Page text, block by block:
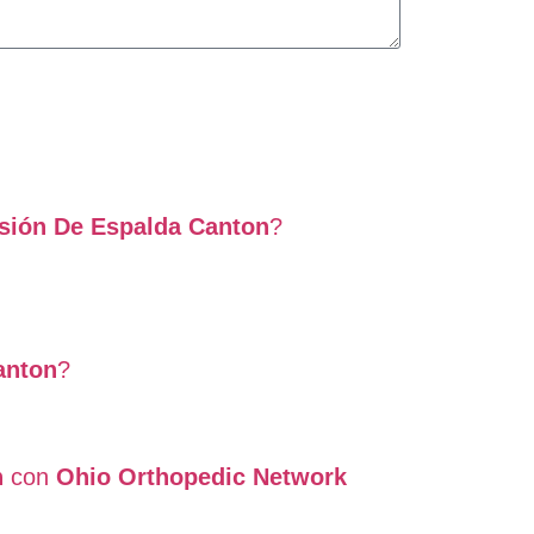
De Espalda Canton?
?
con Ohio Orthopedic Network